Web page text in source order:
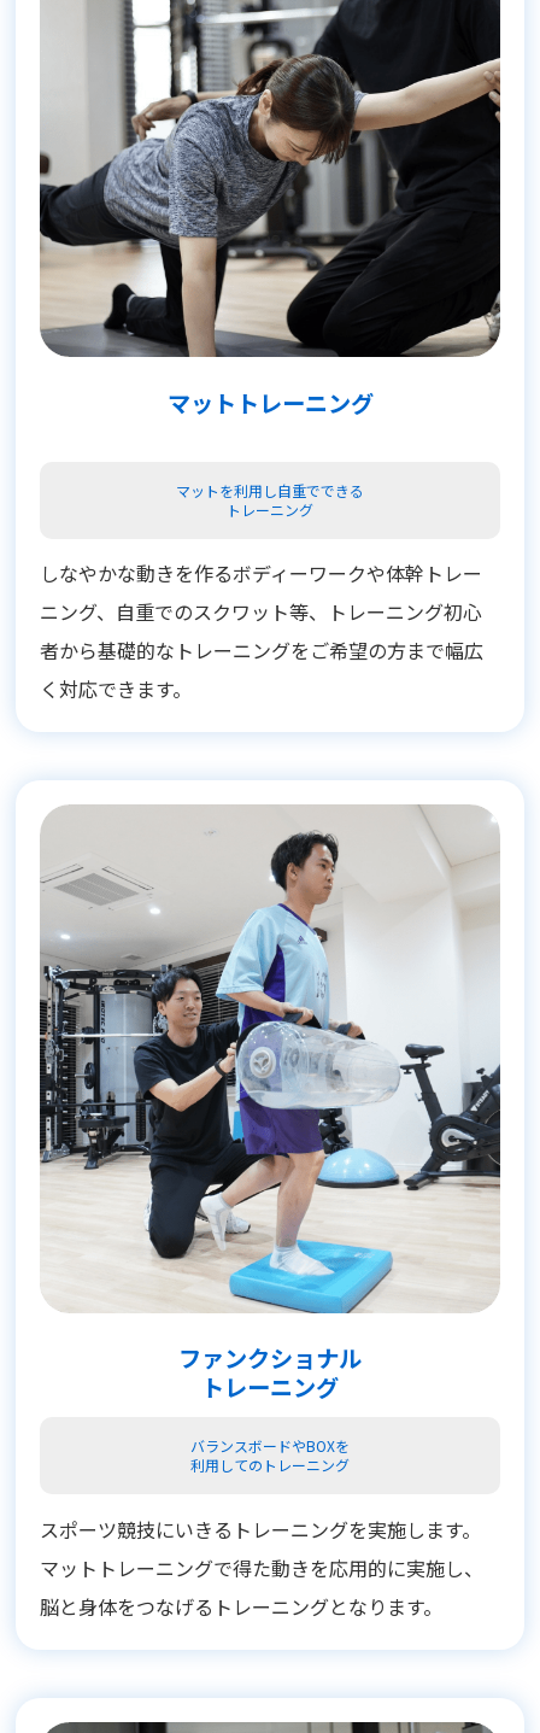
マットトレーニング
マットを利用し自重でできる
トレーニング
しなやかな動きを作るボディーワークや体幹トレー
ニング、自重でのスクワット等、トレーニング初心
者から基礎的なトレーニングをご希望の方まで幅広
く対応できます。
ファンクショナル
トレーニング
バランスボードやBOXを
利用してのトレーニング
スポーツ競技にいきるトレーニングを実施します。
マットトレーニングで得た動きを応用的に実施し、
脳と身体をつなげるトレーニングとなります。